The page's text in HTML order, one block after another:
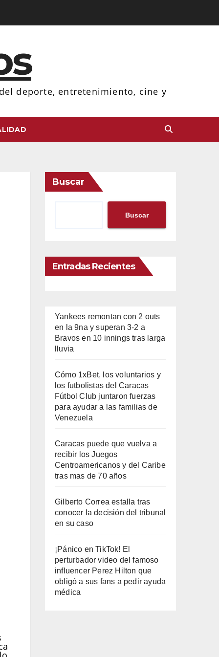
deporte, entretenimiento, cine y
Buscar
Buscar
Entradas Recientes
Yankees remontan con 2 outs
en la 9na y superan 3-2 a
Bravos en 10 innings tras larga
lluvia
Cómo 1xBet, los voluntarios y
los futbolistas del Caracas
Fútbol Club juntaron fuerzas
para ayudar a las familias de
Venezuela
Caracas puede que vuelva a
recibir los Juegos
Centroamericanos y del Caribe
tras mas de 70 años
Gilberto Correa estalla tras
conocer la decisión del tribunal
en su caso
¡Pánico en TikTok! El
perturbador video del famoso
influencer Perez Hilton que
obligó a sus fans a pedir ayuda
médica